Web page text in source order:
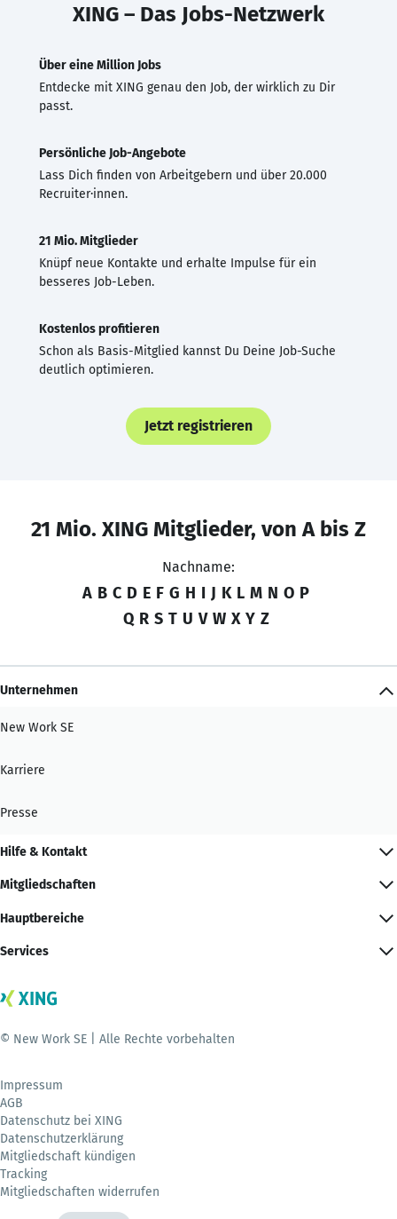
XING – Das Jobs-Netzwerk
Über eine Million Jobs
Entdecke mit XING genau den Job, der wirklich zu Dir
passt.
Persönliche Job-Angebote
Lass Dich finden von Arbeitgebern und über 20.000
Recruiter·innen.
21 Mio. Mitglieder
Knüpf neue Kontakte und erhalte Impulse für ein
besseres Job-Leben.
Kostenlos profitieren
Schon als Basis-Mitglied kannst Du Deine Job-Suche
deutlich optimieren.
Jetzt registrieren
21 Mio. XING Mitglieder, von A bis Z
Nachname:
A B C D E F G H I J K L M N O P
Q R S T U V W X Y Z
Unternehmen
New Work SE
Karriere
Presse
Hilfe & Kontakt
Mitgliedschaften
Hauptbereiche
Services
© New Work SE | Alle Rechte vorbehalten
Impressum
AGB
Datenschutz bei XING
Datenschutzerklärung
Mitgliedschaft kündigen
Tracking
Mitgliedschaften widerrufen